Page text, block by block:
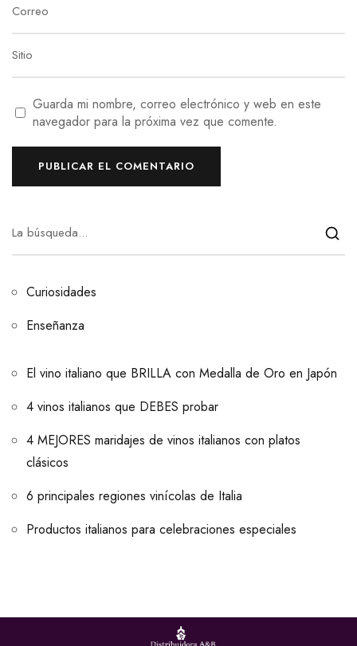
Guarda mi nombre, correo electrónico y web en este
navegador para la próxima vez que comente.
Curiosidades
Enseñanza
El vino italiano que BRILLA con Medalla de Oro en Japón
4 vinos italianos que DEBES probar
4 MEJORES maridajes de vinos italianos con platos
clásicos
6 principales regiones vinícolas de Italia
Productos italianos para celebraciones especiales